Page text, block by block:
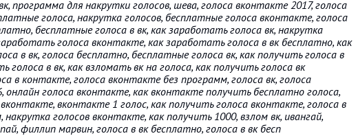
программа для накрутки голосов, шева, голоса вконтакте 2017, голоса
голоса, накрутка голосов, бесплатные голоса вконтакте, голоса
бесплатные голоса в вк, как заработать голоса вк, накрутка
голоса вконтакте, как заработать голоса в вк бесплатно, как
в вк, голоса бесплатно, бесплатные голоса вк, как получить голоса в
голоса в вк, как взломать вк на голоса, как получить голоса вк
в контакте, голоса вконтакте без программ, голоса вк, голоса
онлайн голоса вконтакте, как вконтакте получить бесплатно голоса,
вконтакте 1 голос, как получить голоса вконтакте, голоса в
накрутка голосов вконтакте, как получить 1000, взлом вк, ивангай,
филлип марвин, голоса в вк бесплатно, голоса в вк бесп